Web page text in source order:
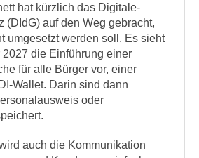
hat kürzlich das Digitale-
(DIdG) auf den Weg gebracht,
umgesetzt werden soll. Es sieht
die Einführung einer
für alle Bürger vor, einer
Wallet. Darin sind dann
oder
auch die Kommunikation